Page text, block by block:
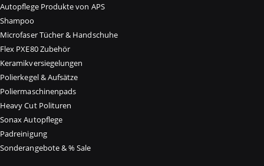
Autopflege Produkte von APS
Shampoo
Microfaser Tücher & Handschuhe
Flex PXE80 Zubehör
Keramikversiegelungen
Polierkegel & Aufsätze
Poliermaschinenpads
Heavy Cut Polituren
Sonax Autopflege
Padreinigung
Sonderangebote & % Sale